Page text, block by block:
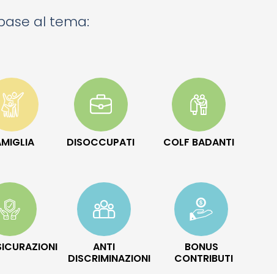
al tema:
DISOCCUPATI COLF BADANTI
ANTI
DISCRIMINAZIONI
BONUS
CONTRIBUTI